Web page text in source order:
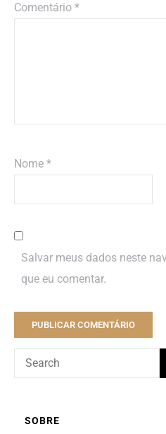
Comentário *
Nome *
Salvar meus dados neste
que eu comentar.
SOBRE